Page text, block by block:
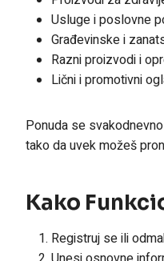
Usluge i poslovne
Građevinske i
Razni proizvodi i
Lični i promotivni
Ponuda se
tako da uvek možeš
Kako
Registruj se ili